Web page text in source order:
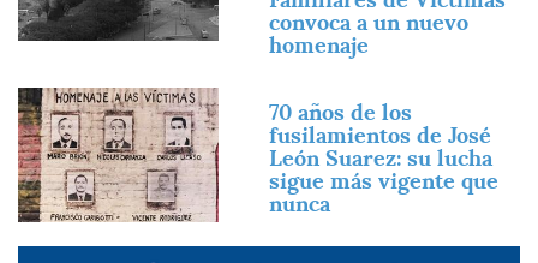
convoca a un nuevo
homenaje
Imagen
70 años de los
fusilamientos de José
León Suarez: su lucha
sigue más vigente que
nunca